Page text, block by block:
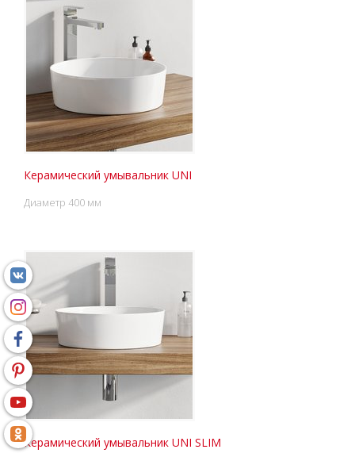
Керамический умывальник UNI
Диаметр 400 мм
Керамический умывальник UNI SLIM